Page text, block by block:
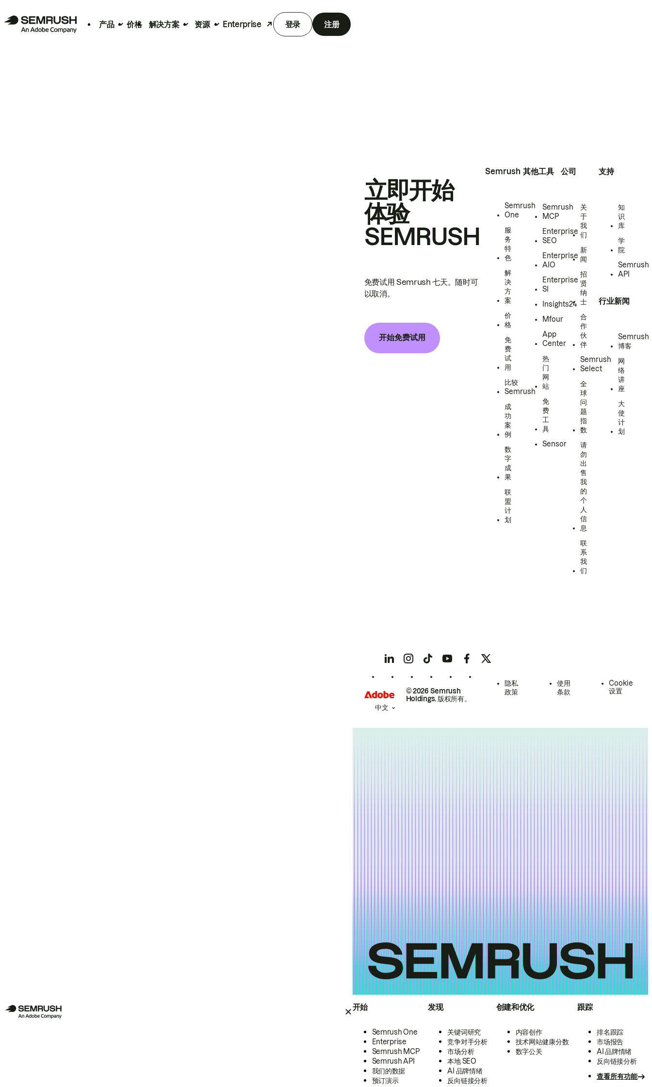
产品 价格 解决方案 资源 Enterprise 登录 注册
开始
Semrush One
Enterprise
Semrush MCP
Semrush API
我们的数据
预订演示
发现
关键词研究
竞争对手分析
市场分析
本地 SEO
AI 品牌情绪
反向链接分析
创建和优化
内容创作
技术网站健康分数
数字公关
跟踪
排名跟踪
市场报告
AI 品牌情绪
反向链接分析
查看所有功能
立即开始
体验
SEMRUSH
免费试用 Semrush 七天。随时可
以取消。
开始免费试用
Semrush
Semrush
One
服
务
特
色
解
决
方
案
价
格
免
费
试
用
比较
Semrush
成
功
案
例
数
字
成
果
联
盟
计
划
其他工具
Semrush
MCP
Enterprise
SEO
Enterprise
AIO
Enterprise
SI
Insights24
Mfour
App
Center
热
门
网
站
免
费
工
具
Sensor
公司
关
于
我
们
新
闻
招
贤
纳
士
合
作
伙
伴
Semrush
Select
全
球
问
题
指
数
请
勿
出
售
我
的
个
人
信
息
联
系
我
们
支持
知
识
库
学
院
Semrush
API
行业新闻
Semrush
博客
网
络
讲
座
大
使
计
划
© 2026 Semrush
Holdings. 版权所有。
隐私
政策
使用
条款
Cookie
设置
中文